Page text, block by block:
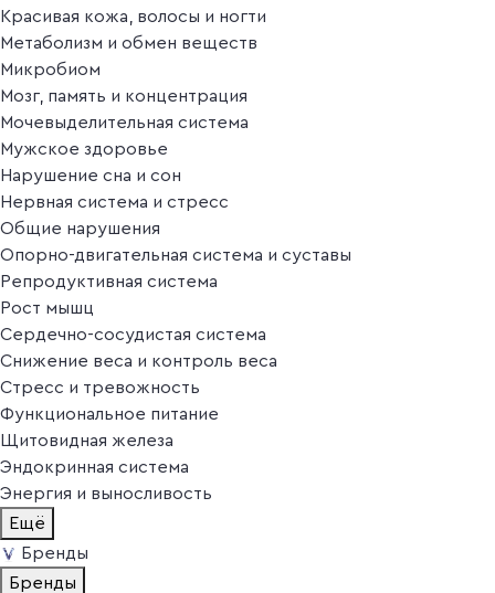
Красивая кожа, волосы и ногти
Метаболизм и обмен веществ
Микробиом
Мозг, память и концентрация
Мочевыделительная система
Мужское здоровье
Нарушение сна и сон
Нервная система и стресс
Общие нарушения
Опорно-двигательная система и суставы
Репродуктивная система
Рост мышц
Сердечно-сосудистая система
Снижение веса и контроль веса
Стресс и тревожность
Функциональное питание
Щитовидная железа
Эндокринная система
Энергия и выносливость
Ещё
Бренды
Бренды